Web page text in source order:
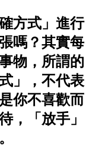
方式」進行
嗎？其實每
物，所謂的
」，不代表
你不喜歡而
，「放手」